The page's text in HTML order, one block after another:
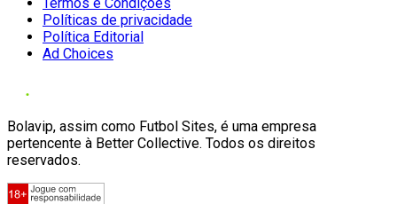
Políticas de privacidade
Política Editorial
Ad Choices
Bolavip, assim como Futbol Sites, é uma empresa
pertencente à Better Collective. Todos os direitos
reservados.